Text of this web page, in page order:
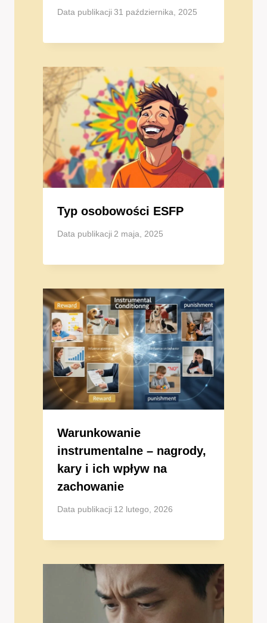
Data publikacji 31 października, 2025
Typ osobowości ESFP
Data publikacji 2 maja, 2025
Warunkowanie
instrumentalne – nagrody,
kary i ich wpływ na
zachowanie
Data publikacji 12 lutego, 2026